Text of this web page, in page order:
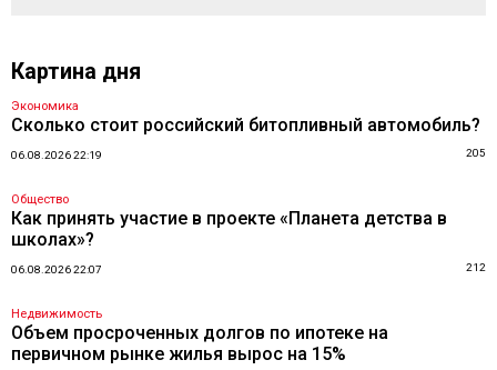
Картина дня
Экономика
Сколько стоит российский битопливный автомобиль?
06.08.2026 22:19 205
Общество
Как принять участие в проекте «Планета детства в
школах»?
06.08.2026 22:07 212
Недвижимость
Объем просроченных долгов по ипотеке на
первичном рынке жилья вырос на 15%